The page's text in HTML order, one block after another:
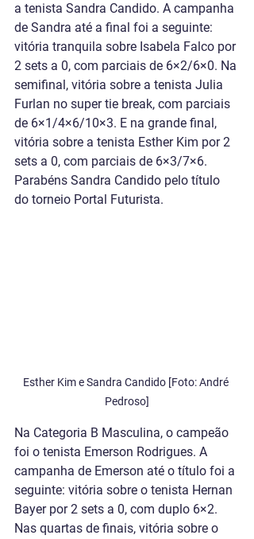
a tenista Sandra Candido. A campanha
de Sandra até a final foi a seguinte:
vitória tranquila sobre Isabela Falco por
2 sets a 0, com parciais de 6×2/6×0. Na
semifinal, vitória sobre a tenista Julia
Furlan no super tie break, com parciais
de 6×1/4×6/10×3. E na grande final,
vitória sobre a tenista Esther Kim por 2
sets a 0, com parciais de 6×3/7×6.
Parabéns Sandra Candido pelo título
do torneio Portal Futurista.
Esther Kim e Sandra Candido [Foto: André
Pedroso]
Na Categoria B Masculina, o campeão
foi o tenista Emerson Rodrigues. A
campanha de Emerson até o título foi a
seguinte: vitória sobre o tenista Hernan
Bayer por 2 sets a 0, com duplo 6×2.
Nas quartas de finais, vitória sobre o